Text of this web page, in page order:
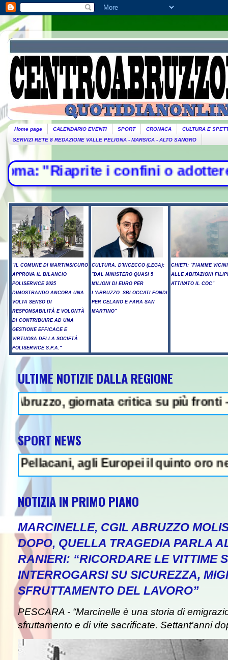
Home page CALENDARIO EVENTI SPORT CRONACA
CULTURA E
SERVIZI RETE 8 REDAZIONE VALLE PELIGNA - MARSICA - ALTO SANGRO
i confini o adotteremo
"IL COMUNE DI MARTINSICURO
APPROVA IL BILANCIO
POLISERVICE 2025
DIMOSTRANDO ANCORA UNA
VOLTA SENSO DI
RESPONSABILITÀ E VOLONTÀ
DI CONTRIBUIRE AD UNA
GESTIONE EFFICACE E
VIRTUOSA DELLA SOCIETÀ
POLISERVICE S.P.A."
CULTURA, D'INCECCO (LEGA):
"DAL MINISTERO QUASI 5
MILIONI DI EURO PER
L'ABRUZZO. SBLOCCATI FONDI
PER CELANO E FARA SAN
MARTINO"
CHIETI: "FIAMME
ALLE ABITAZIONI
ATTIVATO IL COC"
ULTIME NOTIZIE DALLA REGIONE
giornata critica su più fronti - A14,
SPORT NEWS
agli Europei il quinto oro nei tuffi
NOTIZIA IN PRIMO PIANO
MARCINELLE, CGIL ABRUZZO
DOPO, QUELLA TRAGEDIA PARLA
RANIERI: “RICORDARE LE VITTIME
INTERROGARSI SU SICUREZZA,
SFRUTTAMENTO DEL LAVORO”
PESCARA - “Marcinelle è una storia di
sfruttamento e di vite sacrificate. Settant'anni
- Sparatoria in una scuola